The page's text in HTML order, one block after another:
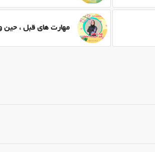
مهارت های قبل ، حین